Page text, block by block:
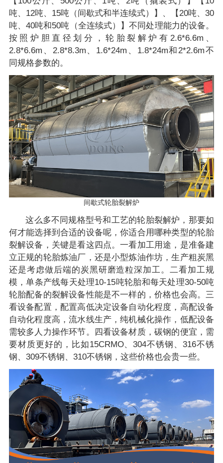
吨、12吨、15吨（间歇式和半连续式）】、【20吨、30
吨、40吨和50吨（全连续式）】不同处理能力的设备。
按照炉胆直径划分，轮胎裂解炉有2.6*6.6m、
2.8*6.6m、2.8*8.3m、1.6*24m、1.8*24m和2*2.6m不
同规格参数的。
间歇式轮胎裂解炉
这么多不同规格型号和工艺的轮胎裂解炉，那要如
何才能选择到合适的设备呢，你适合用哪种类型的轮胎
裂解设备，关键是看这四点。一看加工用途，是准备建
立正规的轮胎炼油厂，还是小型炼油作坊，生产粗炭黑
还是考虑做后端的炭黑研磨造粒深加工。二看加工规
模，单条产线每天处理10-15吨轮胎和每天处理30-50吨
轮胎配备的裂解设备性能是不一样的，价格也会高。三
看设备配置，配置高低决定设备自动化程度，高配设备
自动化程度高，流水线生产，纯机械化操作，低配设备
需较多人力操作环节。四看设备材质，碳钢的便宜，需
要材质更好的，比如15CRMO、304不锈钢、316不锈
钢、309不锈钢、310不锈钢，这些价格也会贵一些。